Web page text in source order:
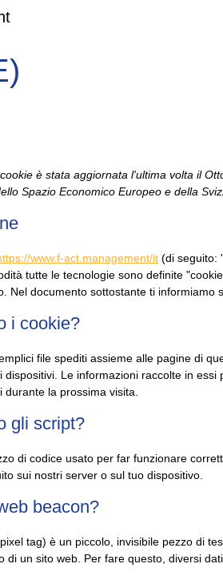
è stata aggiornata l'ultima volta il
Spazio Economico Europeo e della
www.f-act.management/it (di seguito:
tutte le tecnologie sono definite
Nel documento sottostante ti informiamo
i cookie?
file spediti assieme alle pagine di
dispositivi. Le informazioni raccolte in
la prossima visita.
gli script?
di codice usato per far funzionare
sui nostri server o sul tuo dispositivo.
beacon?
tag) è un piccolo, invisibile pezzo di
di un sito web. Per fare questo, diversi